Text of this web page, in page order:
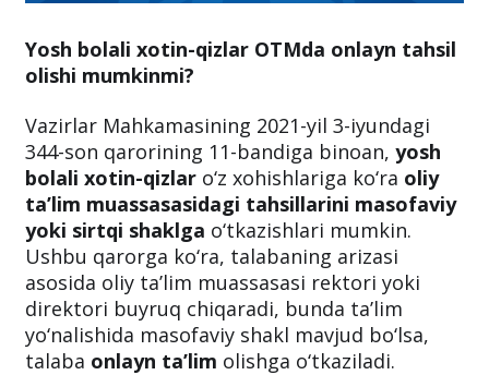
Yosh bolali xotin-qizlar OTMda onlayn tahsil
olishi mumkinmi?
Vazirlar Mahkamasining 2021-yil 3-iyundagi
344-son qarorining 11-bandiga binoan, yosh
bolali xotin-qizlar o‘z xohishlariga ko‘ra oliy
ta’lim muassasasidagi tahsillarini masofaviy
yoki sirtqi shaklga o‘tkazishlari mumkin.
Ushbu qarorga ko‘ra, talabaning arizasi
asosida oliy ta’lim muassasasi rektori yoki
direktori buyruq chiqaradi, bunda ta’lim
yo‘nalishida masofaviy shakl mavjud bo‘lsa,
talaba onlayn ta’lim olishga o‘tkaziladi.